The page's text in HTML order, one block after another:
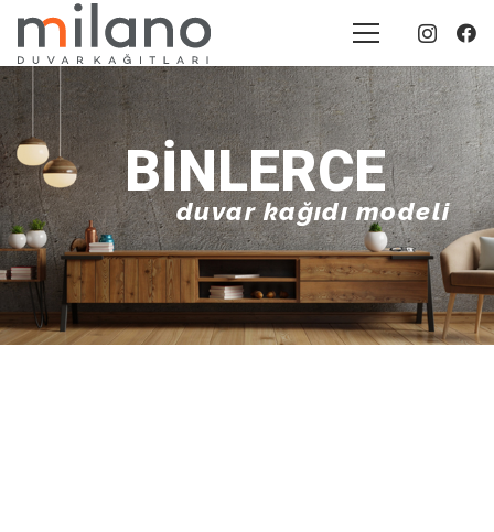
BINLERCE
duvar kağıdı modeli